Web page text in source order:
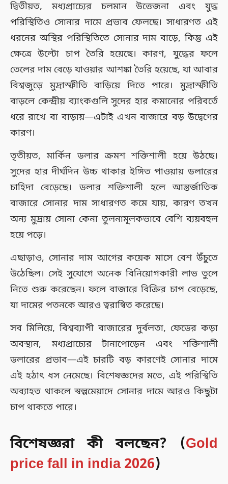
দ্বিতীয়ত, মধ্যপ্রাচ্যের চলমান উত্তেজনা এবং যুদ্ধ
পরিস্থিতিও সোনার দামে প্রভাব ফেলছে। সাধারণত এই
ধরনের অস্থির পরিস্থিতিতে সোনার দাম বাড়ে, কিন্তু এই
ক্ষেত্রে উল্টো চাপ তৈরি হয়েছে। কারণ, যুদ্ধের ফলে
তেলের দাম বেড়ে যাওয়ার আশঙ্কা তৈরি হয়েছে, যা আবার
বিশ্বজুড়ে মুদ্রাস্ফীতি বাড়িয়ে দিতে পারে। মুদ্রাস্ফীতি
বাড়লে কেন্দ্রীয় ব্যাংকগুলি সুদের হার কমানোর পরিবর্তে
ধরে রাখে বা বাড়ায়—এটাই এখন বাজারে বড় উদ্বেগের
কারণ।
তৃতীয়ত, মার্কিন ডলার ক্রমশ শক্তিশালী হয়ে উঠছে।
সুদের হার দীর্ঘদিন উচ্চ থাকার ইঙ্গিত পাওয়ায় ডলারের
চাহিদা বেড়েছে। ডলার শক্তিশালী হলে আন্তর্জাতিক
বাজারে সোনার দাম সাধারণত কমে যায়, কারণ তখন
অন্য মুদ্রায় সোনা কেনা তুলনামূলকভাবে বেশি ব্যয়বহুল
হয়ে পড়ে।
এছাড়াও, সোনার দাম আগের কয়েক মাসে বেশ উঁচুতে
উঠেছিল। সেই সুযোগে অনেক বিনিয়োগকারী লাভ তুলে
নিতে শুরু করেছেন। ফলে বাজারে বিক্রির চাপ বেড়েছে,
যা দামের পতনকে আরও ত্বরান্বিত করেছে।
সব মিলিয়ে, বিশ্বব্যাপী বাজারের দুর্বলতা, ফেডের কড়া
অবস্থান, মধ্যপ্রাচ্যের টানাপোড়েন এবং শক্তিশালী
ডলারের প্রভাব—এই চারটি বড় কারণেই সোনার দামে
এই হঠাৎ ধস নেমেছে। বিশেষজ্ঞদের মতে, এই পরিস্থিতি
অব্যাহত থাকলে স্বল্পমেয়াদে সোনার দামে আরও কিছুটা
চাপ থাকতে পারে।
বিশেষজ্ঞরা কী বলছেন? (Gold
price fall in india 2026)